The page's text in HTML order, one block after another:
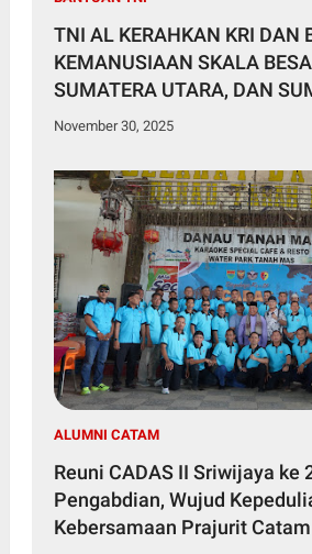
TNI AL KERAHKAN KRI DAN
KEMANUSIAAN SKALA
SUMATERA UTARA, DAN
BARAT
November 30, 2025
ALUMNI CATAM
Reuni CADAS II Sriwijaya ke 24 Tahun
Pengabdian, Wujud
Kebersamaan Prajurit